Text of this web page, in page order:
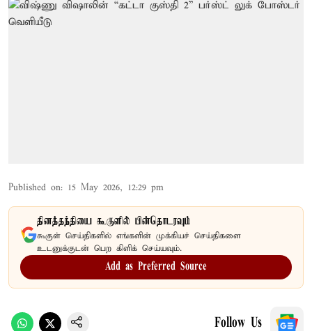
Published on: 15 May 2026, 12:29 pm
தினத்தந்தியை கூகுளில் பின்தொடரவும்
கூகுள் செய்திகளில் எங்களின் முக்கியச் செய்திகளை
உடனுக்குடன் பெற கிளிக் செய்யவும்.
Add as Preferred Source
Follow Us